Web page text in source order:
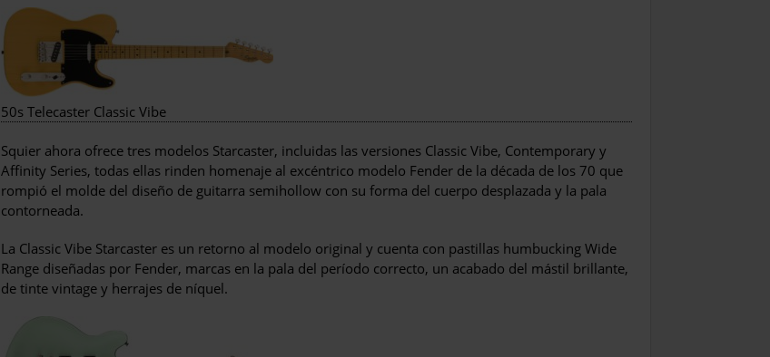
50s Telecaster Classic Vibe
Squier ahora ofrece tres modelos Starcaster, incluidas las versiones Classic Vibe, Contemporary y
Affinity Series, todas ellas rinden homenaje al excéntrico modelo Fender de la década de los 70 que
rompió el molde del diseño de guitarra semihollow con su forma del cuerpo desplazada y la pala
contorneada.
La Classic Vibe Starcaster es un retorno al modelo original y cuenta con pastillas humbucking Wide
Range diseñadas por Fender, marcas en la pala del período correcto, un acabado del mástil brillante,
de tinte vintage y herrajes de níquel.